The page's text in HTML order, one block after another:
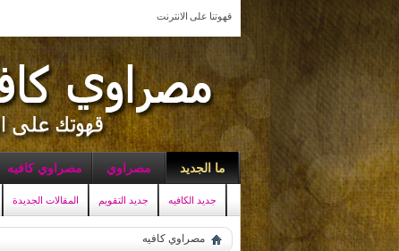
قهوتنا على الانترنت
ما الجديد
جديد الكافيه جديد التقويم المقالات الجديدة
مصراوي مصراوي كافيه
مصراوي كافيه